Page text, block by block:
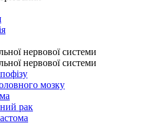
нервової системи
нервової системи
мозку
рак